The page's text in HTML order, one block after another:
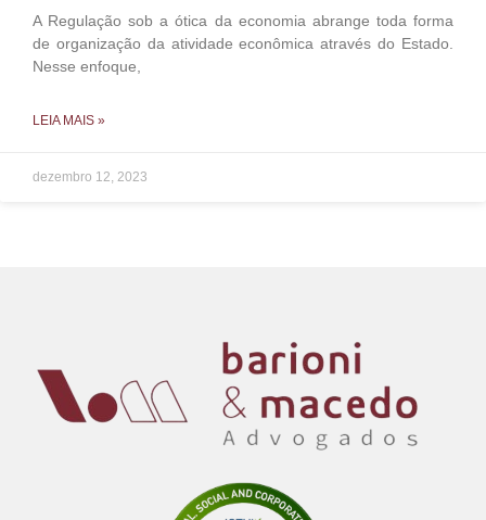
A Regulação sob a ótica da economia abrange toda forma
de organização da atividade econômica através do Estado.
Nesse enfoque,
LEIA MAIS »
dezembro 12, 2023